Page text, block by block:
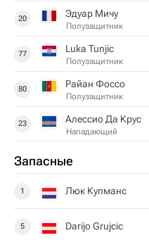
20 Эдуар Мичу
Полузащитник
77 Luka Tunjic
Полузащитник
80 Райан Фоссо
Полузащитник
23 Алессио Да Крус
Нападающий
Запасные
1 Люк Купманс
5 Darijo Grujcic